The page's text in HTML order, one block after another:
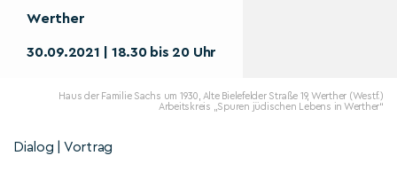
Werther
30.09.2021 | 18.30 bis 20 Uhr
Haus der Familie Sachs um 1930, Alte Bielefelder Straße 19, Werther (Westf.)
Arbeitskreis „Spuren jüdischen Lebens in Werther“
Dialog | Vortrag